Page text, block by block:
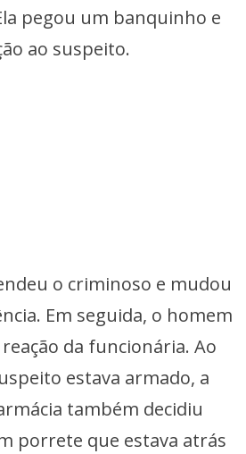
pegou um banquinho e
ao suspeito.
o criminoso e mudou
Em seguida, o homem
da funcionária. Ao
estava armado, a
também decidiu
porrete que estava atrás